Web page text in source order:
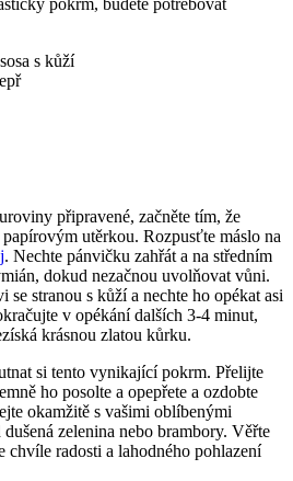
s kůží
připravené, začněte tím, že
utěrkou. Rozpusťte máslo na
. Nechte pánvičku zahřát a na středním
dokud nezačnou uvolňovat vůni.
se stranou s kůží a nechte ho opékat asi
v opékání dalších 3-4 minut,
krásnou zlatou kůrku.
si tento vynikající pokrm. Přelijte
ho posolte a opepřete a ozdobte
okamžitě s vašimi oblíbenými
zelenina nebo brambory. Věřte
chvíle radosti a lahodného pohlazení